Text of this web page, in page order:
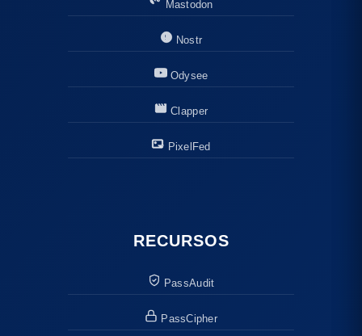
Mastodon
Nostr
Odysee
Clapper
PixelFed
RECURSOS
PassAudit
PassCipher